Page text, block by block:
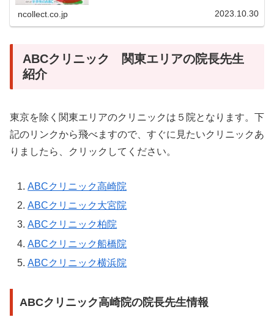
ncollect.co.jp 2023.10.30
ABCクリニック 関東エリアの院長先生
紹介
東京を除く関東エリアのクリニックは５院となります。下
記のリンクから飛べますので、すぐに見たいクリニックあ
りましたら、クリックしてください。
ABCクリニック高崎院
ABCクリニック大宮院
ABCクリニック柏院
ABCクリニック船橋院
ABCクリニック横浜院
ABCクリニック高崎院の院長先生情報